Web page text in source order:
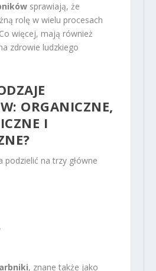
sprawiają, że
rolę w wielu procesach
więcej, mają również
zdrowie ludzkiego
ORGANICZNE,
I
na trzy główne
,
, znane także jako